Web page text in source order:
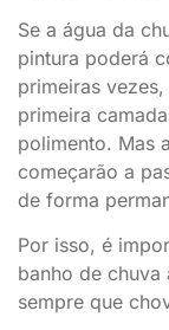
Se a água da
pintura poderá
primeiras
primeira
polimento. Mas
começarão a
de forma
Por isso, é
banho de
sempre que